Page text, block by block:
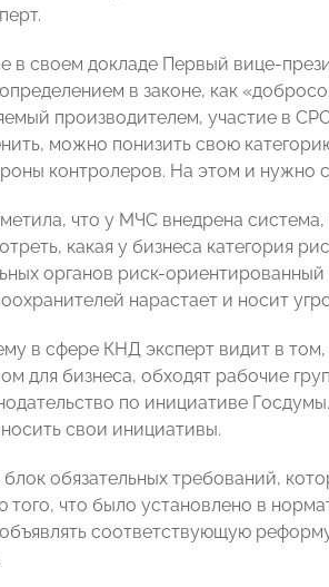
в своем докладе Первый вице-
в законе, как
производителем, участие в
можно понизить свою
контролеров. На этом и нужно
что у МЧС внедрена
какая у бизнеса категория
органов риск-
нарастает и носит
в сфере КНД эксперт видит в
для бизнеса, обходят рабочие
по инициативе
свои инициативы.
блок обязательных требований,
того, что было установлено в
соответствующую